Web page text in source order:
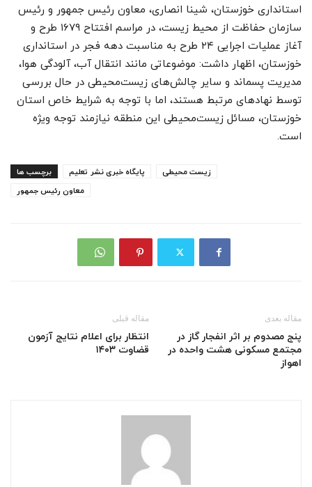
استانداری خوزستان، شینا انصاری، معاون رئیس جمهور و رئیس
سازمان حفاظت از محیط زیست، در مراسم افتتاح ۱۶۷۹ طرح و
آغاز عملیات اجرایی ۲۴ طرح به مناسبت دهه فجر در استانداری
خوزستان، اظهار داشت: موضوعاتی مانند انتقال آب، آلودگی هوا،
مدیریت پسماند و سایر چالش‌های زیست‌محیطی در حال بررسی
توسط نهادهای مرتبط هستند، اما با توجه به شرایط خاص استان
خوزستان، مسائل زیست‌محیطی این منطقه نیازمند توجه ویژه
است.
برچسب ها پایگاه خبری نشر تعلیم
زیست محیطی
معاون رئیس جمهور
مقاله قبلی
انتظار برای اعلام نتایج آزمون
قضاوت ۱۴۰۳
مقاله بعدی
پنج مصدوم بر اثر انفجار گاز در
مجتمع مسکونی هشت واحده در
اهواز